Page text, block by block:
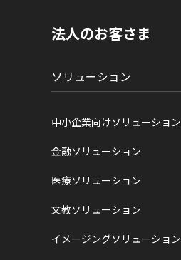
法人のお客さま
ソリューション
中小企業向けソリューション
金融ソリューション
医療ソリューション
文教ソリューション
イメージングソリューション